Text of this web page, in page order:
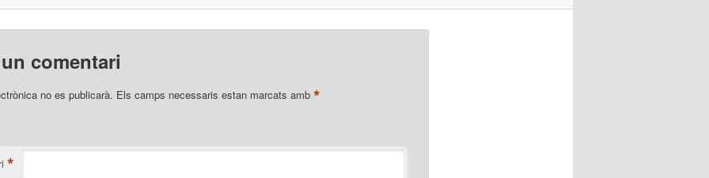
comentari
no es publicarà. Els camps necessaris estan marcats amb *
*